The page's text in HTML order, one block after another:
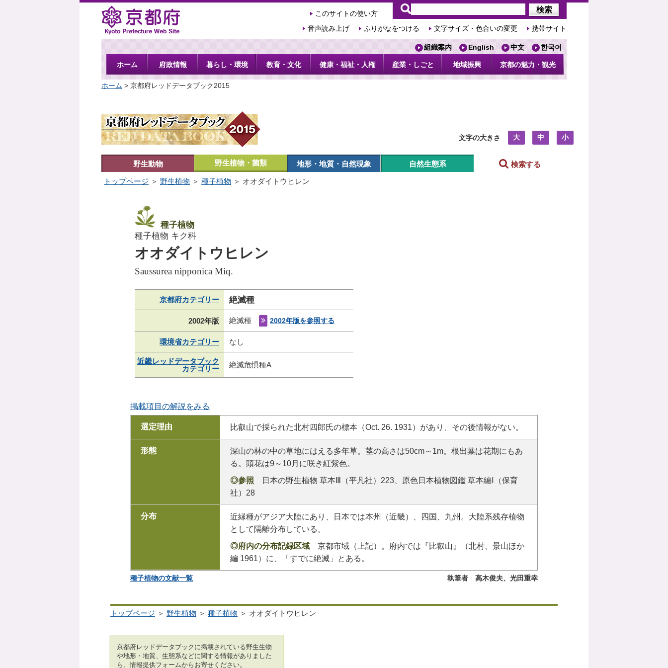
京都府
このサイトの使い方
音声読み上げ
ふりがなをつける 文字サイズ・色合いの変更 携帯サイト
組織案内 English 中文 한국어
ホーム 府政情報 暮らし・環境 教育・文化 健康・福祉・人権 産業・しごと 地域振興 京都の魅力・観光
ホーム > 京都府レッドデータブック2015
文字の大きさ 大 中 小
野生動物 野生植物・菌類 地形・地質・自然現象 自然生態系
検索する
トップページ ＞ 野生植物 ＞ 種子植物 ＞ オオダイトウヒレン
種子植物
種子植物 キク科
オオダイトウヒレン
Saussurea nipponica Miq.
京都府カテゴリー 絶滅種
2002年版 絶滅種 2002年版を参照する
環境省カテゴリー なし
近畿レッドデータブック
カテゴリー
絶滅危惧種A
掲載項目の解説をみる
選定理由 比叡山で採られた北村四郎氏の標本（Oct. 26. 1931）があり、その後情報がない。
形態
深山の林の中の草地にはえる多年草。茎の高さは50cm～1m。根出葉は花期にもあ
る。頭花は9～10月に咲き紅紫色。
◎参照 日本の野生植物 草本Ⅲ（平凡社）223、原色日本植物図鑑 草本編Ⅰ（保育
社）28
分布
近縁種がアジア大陸にあり、日本では本州（近畿）、四国、九州。大陸系残存植物
として隔離分布している。
◎府内の分布記録区域 京都市域（上記）。府内では『比叡山』（北村、景山ほか
編 1961）に、「すでに絶滅」とある。
種子植物の文献一覧 執筆者 高木俊夫、光田重幸
トップページ ＞ 野生植物 ＞ 種子植物 ＞ オオダイトウヒレン
京都府レッドデータブックに掲載されている野生生物
や地形・地質、生態系などに関する情報がありました
ら、情報提供フォームからお寄せください。